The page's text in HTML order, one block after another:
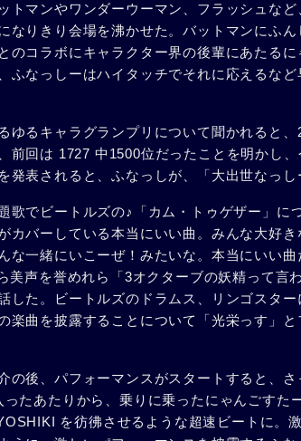
トマンやワンダーウーマン、フラッシュなど
なりきり会場を沸かせた。バットマンにふ
のコラボにキャラクター界の後輩にあたる
ふなっしーはハイタッチでそれに応えるなど
ゆるキャラグランプリについて聞かれると
前回は 1727 中1500位だったことを明かし
発表されると、ふなっしが、「大出世なっし
歌でビートルズの♪「カム・トゥゲザー」に
カバーしている本当にいい曲。みんな大好
な一緒にいこーぜ！みたいな。本当にいい
美声を誉めれら「3オクターブの妖精って言
した。ビートルズのドラムス、リンゴスタ
楽曲を披露することについて「光栄っす」と
の後、パフォーマンスがスタートすると、
たあたりから、乗りに乗ったにゃんごすた
を彷彿させるような超速ビートに。